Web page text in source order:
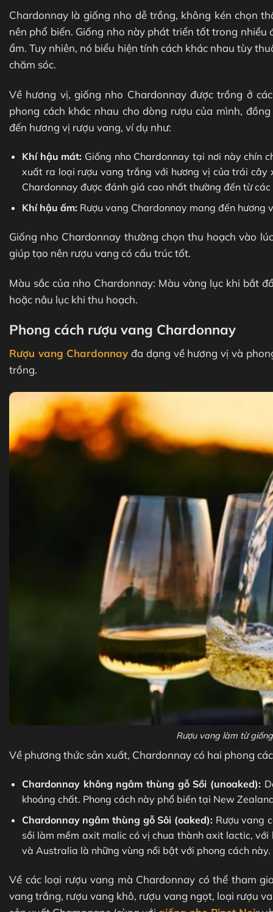
Chardonnay là giống nho dễ trồng, không kén chọn
nên phổ biến. Giống nho này phát triển tốt trong
ẩm. Tuy nhiên, nó biểu hiện tính cách khác nhau tùy
chăm sóc.
Về hương vị, giống nho Chardonnay được trồng ở
phong cách khác nhau cho dòng rượu của mình,
đến hương vị rượu vang, ví dụ như:
Khí hậu mát: Giống nho Chardonnay tại nơi này chín
xuất ra loại rượu vang trắng với hương vị của trái cây
Chardonnay được đánh giá cao nhất thường đến từ
Khí hậu ấm: Rượu vang Chardonnay mang đến hương
Giống nho Chardonnay thường chọn thu hoạch vào
giúp tạo nên rượu vang có cấu trúc tốt.
Màu sắc của nho Chardonnay: Màu vàng lục khi bắt
hoặc nâu lục khi thu hoạch.
Phong cách rượu vang Chardonnay
Rượu vang Chardonnay đa dạng về hương vị và
trồng.
Rượu vang làm từ
Về phương thức sản xuất, Chardonnay có hai phong
Chardonnay không ngâm thùng gỗ Sồi (unoaked):
khoáng chất. Phong cách này phổ biến tại New
Chardonnay ngâm thùng gỗ Sôi (oaked): Rượu vang
sồi làm mềm axit malic có vị chua thành axit lactic,
và Australia là những vùng nổi bật với phong cách này.
Về các loại rượu vang mà Chardonnay có thể tham
vang trắng, rượu vang khô, rượu vang ngọt, loại rượu